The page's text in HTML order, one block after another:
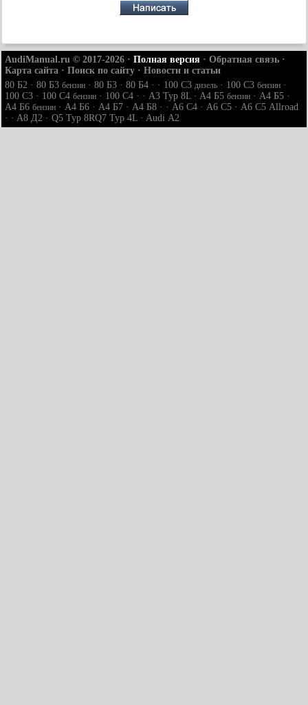
AudiManual.ru © 2017-2026 · Полная версия · Обратная связь ·
Карта сайта · Поиск по сайту · Новости и статьи
80 Б2 · 80 Б3 бензин · 80 Б3 · 80 Б4 · · 100 С3 дизель · 100 С3 бензин ·
100 С3 · 100 С4 бензин · 100 С4 · · A3 Typ 8L · A4 Б5 бензин · A4 Б5 ·
A4 Б6 бензин · A4 Б6 · A4 Б7 · A4 Б8 · · A6 С4 · A6 С5 · A6 С5 Allroad
· · A8 Д2 · Q5 Typ 8RQ7 Typ 4L · Audi А2